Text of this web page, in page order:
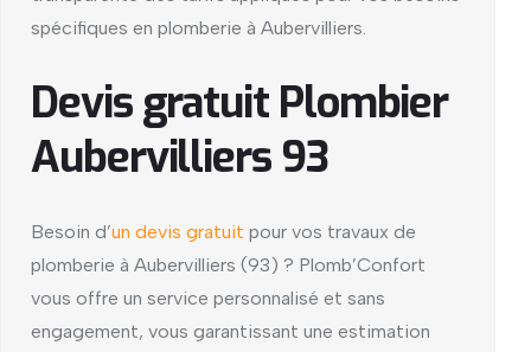
spécifiques en plomberie à Aubervilliers.
Devis gratuit Plombier
Aubervilliers 93
Besoin d’un devis gratuit pour vos travaux de
plomberie à Aubervilliers (93) ? Plomb’Confort
vous offre un service personnalisé et sans
engagement, vous garantissant une estimation